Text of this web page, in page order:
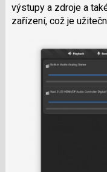
výstupy a zdroje a
zařízení, což je